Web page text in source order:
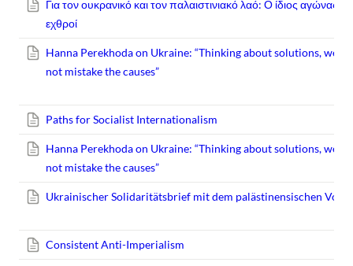
Για τον ουκρανικό και τον παλαιστινιακό λαό: Ο ίδιος αγώνας, οι
εχθροί
Hanna Perekhoda on Ukraine: “Thinking about solutions, we
not mistake the causes”
Paths for Socialist Internationalism
Hanna Perekhoda on Ukraine: “Thinking about solutions, we
not mistake the causes”
Ukrainischer Solidaritätsbrief mit dem palästinensischen Volk
Consistent Anti-Imperialism